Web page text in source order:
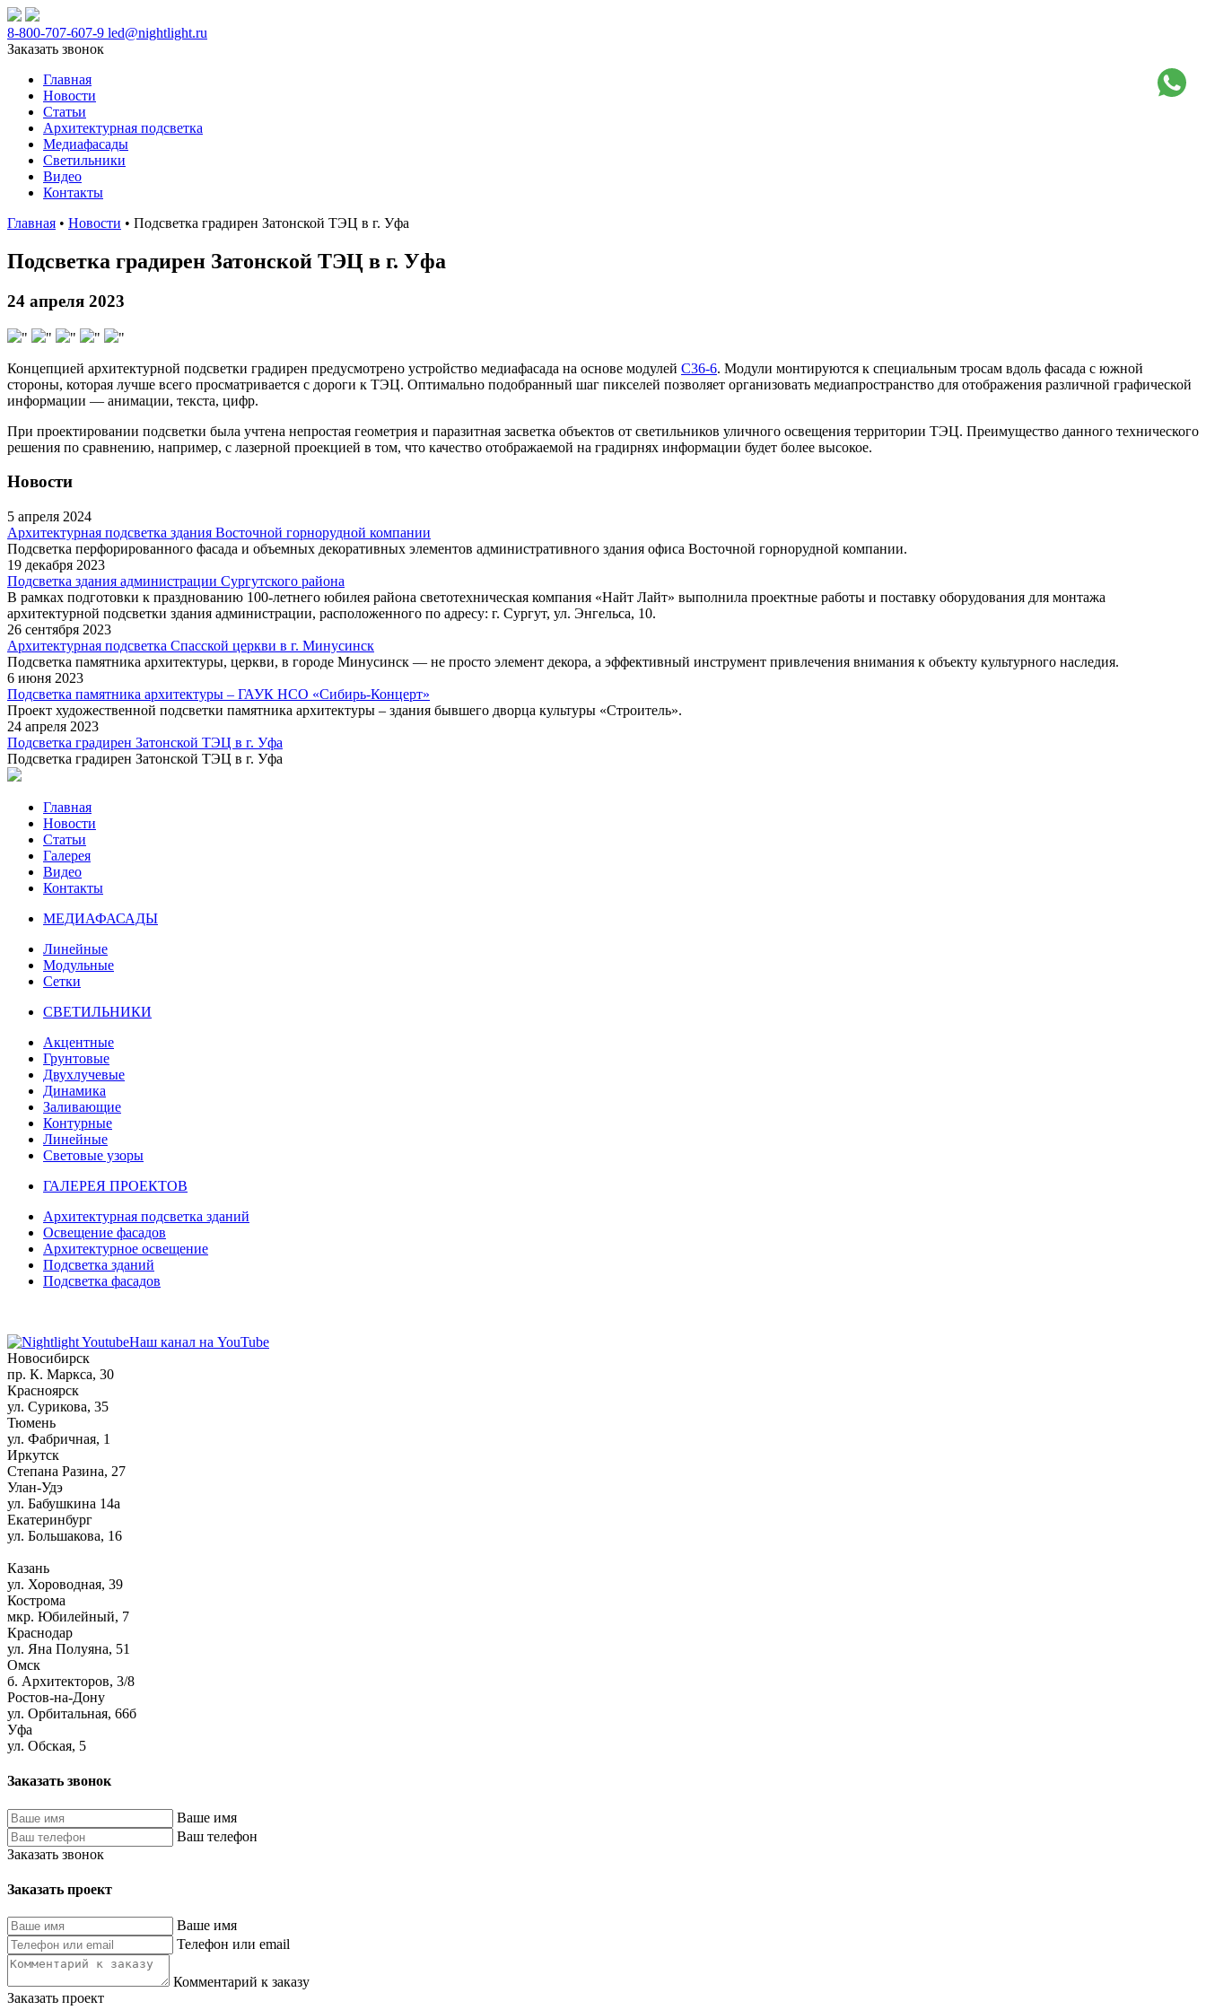
8-800-707-607-9 led@nightlight.ru
Заказать звонок
Главная
Новости
Статьи
Архитектурная подсветка
Медиафасады
Светильники
Видео
Контакты
Главная • Новости • Подсветка градирен Затонской ТЭЦ в г. Уфа
Подсветка градирен Затонской ТЭЦ в г. Уфа
24 апреля 2023
" " " "
"
Концепцией архитектурной подсветки градирен предусмотрено устройство медиафасада на основе модулей С36-6. Модули монтируются к специальным тросам вдоль фасада с южной
стороны, которая лучше всего просматривается с дороги к ТЭЦ. Оптимально подобранный шаг пикселей позволяет организовать медиапространство для отображения различной графической
информации — анимации, текста, цифр.
При проектировании подсветки была учтена непростая геометрия и паразитная засветка объектов от светильников уличного освещения территории ТЭЦ. Преимущество данного технического
решения по сравнению, например, с лазерной проекцией в том, что качество отображаемой на градирнях информации будет более высокое.
Новости
5 апреля 2024
Архитектурная подсветка здания Восточной горнорудной компании
Подсветка перфорированного фасада и объемных декоративных элементов административного здания офиса Восточной горнорудной компании.
19 декабря 2023
Подсветка здания администрации Сургутского района
В рамках подготовки к празднованию 100-летнего юбилея района светотехническая компания «Найт Лайт» выполнила проектные работы и поставку оборудования для монтажа
архитектурной подсветки здания администрации, расположенного по адресу: г. Сургут, ул. Энгельса, 10.
26 сентября 2023
Архитектурная подсветка Спасской церкви в г. Минусинск
Подсветка памятника архитектуры, церкви, в городе Минусинск — не просто элемент декора, а эффективный инструмент привлечения внимания к объекту культурного наследия.
6 июня 2023
Подсветка памятника архитектуры – ГАУК НСО «Сибирь-Концерт»
Проект художественной подсветки памятника архитектуры – здания бывшего дворца культуры «Строитель».
24 апреля 2023
Подсветка градирен Затонской ТЭЦ в г. Уфа
Подсветка градирен Затонской ТЭЦ в г. Уфа
Главная
Новости
Статьи
Галерея
Видео
Контакты
МЕДИАФАСАДЫ
Линейные
Модульные
Сетки
СВЕТИЛЬНИКИ
Акцентные
Грунтовые
Двухлучевые
Динамика
Заливающие
Контурные
Линейные
Световые узоры
ГАЛЕРЕЯ ПРОЕКТОВ
Архитектурная подсветка зданий
Освещение фасадов
Архитектурное освещение
Подсветка зданий
Подсветка фасадов
Наш канал на YouTube
Новосибирск
пр. К. Маркса, 30
Красноярск
ул. Сурикова, 35
Тюмень
ул. Фабричная, 1
Иркутск
Степана Разина, 27
Улан-Удэ
ул. Бабушкина 14а
Екатеринбург
ул. Большакова, 16
Казань
ул. Хороводная, 39
Кострома
мкр. Юбилейный, 7
Краснодар
ул. Яна Полуяна, 51
Омск
б. Архитекторов, 3/8
Ростов-на-Дону
ул. Орбитальная, 66б
Уфа
ул. Обская, 5
Заказать звонок
Ваше имя
Ваш телефон
Заказать звонок
Заказать проект
Ваше имя
Телефон или email
Комментарий к заказу
Заказать проект